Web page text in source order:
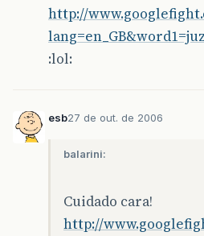
http://
:lol:
esb27 de out. de 2006
balarini:
Cuidado cara!
http://